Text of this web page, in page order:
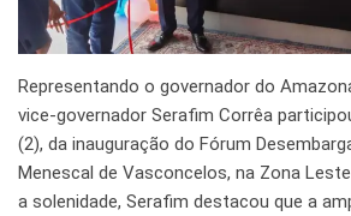
Representando o governador do
vice-governador Serafim Corrêa
(2), da inauguração do Fórum
Menescal de Vasconcelos, na Zona
a solenidade, Serafim destacou que a